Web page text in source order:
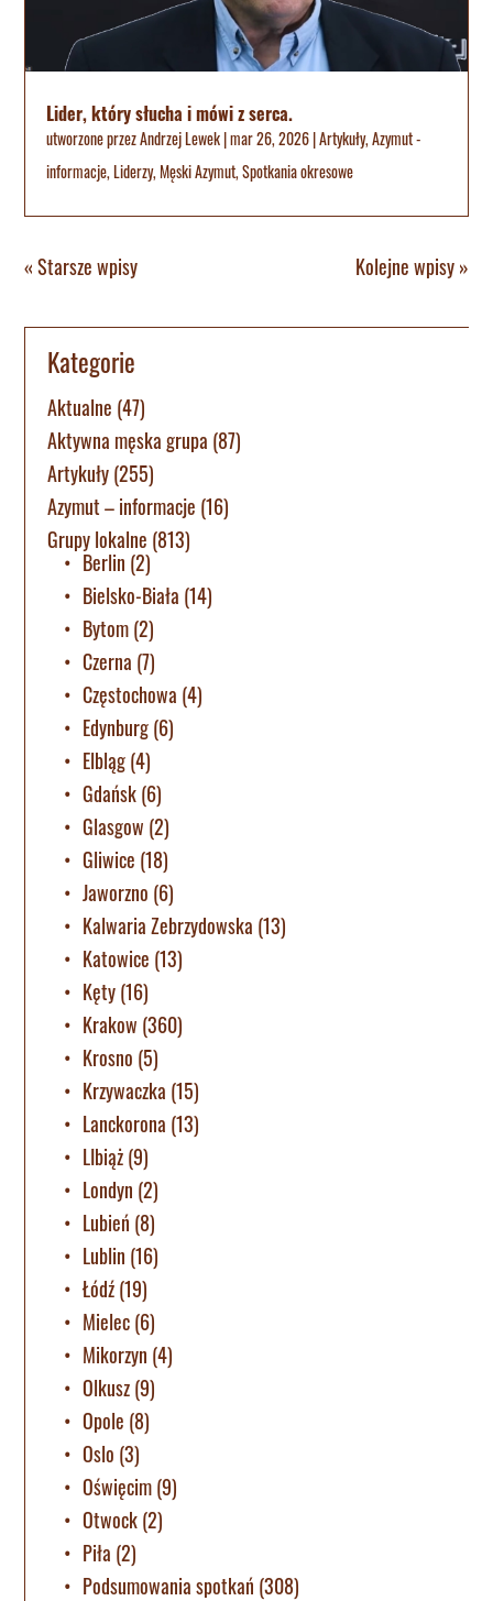
Lider, który słucha i mówi z serca.
utworzone przezAndrzej Lewek|mar 26, 2026|Artykuły,Azymut -
informacje,Liderzy,Męski Azymut,Spotkania okresowe
« Starsze wpisy Kolejne wpisy »
Kategorie
Aktualne (47)
Aktywna męska grupa (87)
Artykuły(255)
Azymut – informacje (16)
Grupy lokalne (813)
Berlin (2)
Bielsko-Biała (14)
Bytom(2)
Czerna (7)
Częstochowa (4)
Edynburg(6)
Elbląg(4)
Gdańsk(6)
Glasgow (2)
Gliwice (18)
Jaworzno (6)
Kalwaria Zebrzydowska (13)
Katowice (13)
Kęty(16)
Krakow (360)
Krosno (5)
Krzywaczka (15)
Lanckorona (13)
LIbiąż(9)
Londyn (2)
Lubień (8)
Lublin (16)
Łódź(19)
Mielec(6)
Mikorzyn (4)
Olkusz(9)
Opole (8)
Oslo (3)
Oświęcim(9)
Otwock(2)
Piła (2)
Podsumowania spotkań (308)